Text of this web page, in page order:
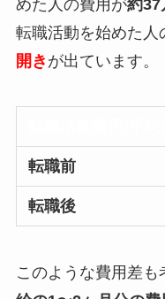
めた人の費用が約37
転職活動を始めた人
開き が出ています。
転職前
転職後
このような費用差